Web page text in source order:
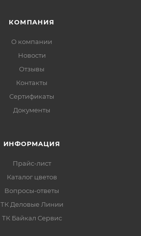
КОМПАНИЯ
О компании
Новости
Отзывы
Контакты
Сертификаты
Документы
ИНФОРМАЦИЯ
Прайс-лист
Каталог цветов
Вопросы-ответы
ТК Деловые Линии
ТК Байкал Сервис